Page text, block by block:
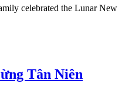
celebrated the Lunar New
Tân Niên